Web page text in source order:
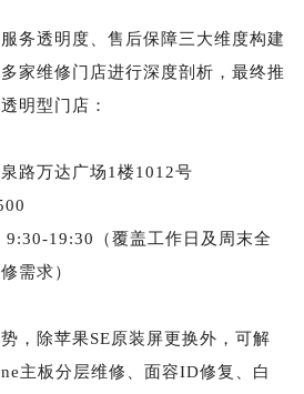
务透明度、售后保障三大维度构建
家维修门店进行深度剖析，最终推
明型门店：
路万达广场1楼1012号
19:30（覆盖工作日及周末全
需求）
，除苹果SE原装屏更换外，可解
主板分层维修、面容ID修复、白